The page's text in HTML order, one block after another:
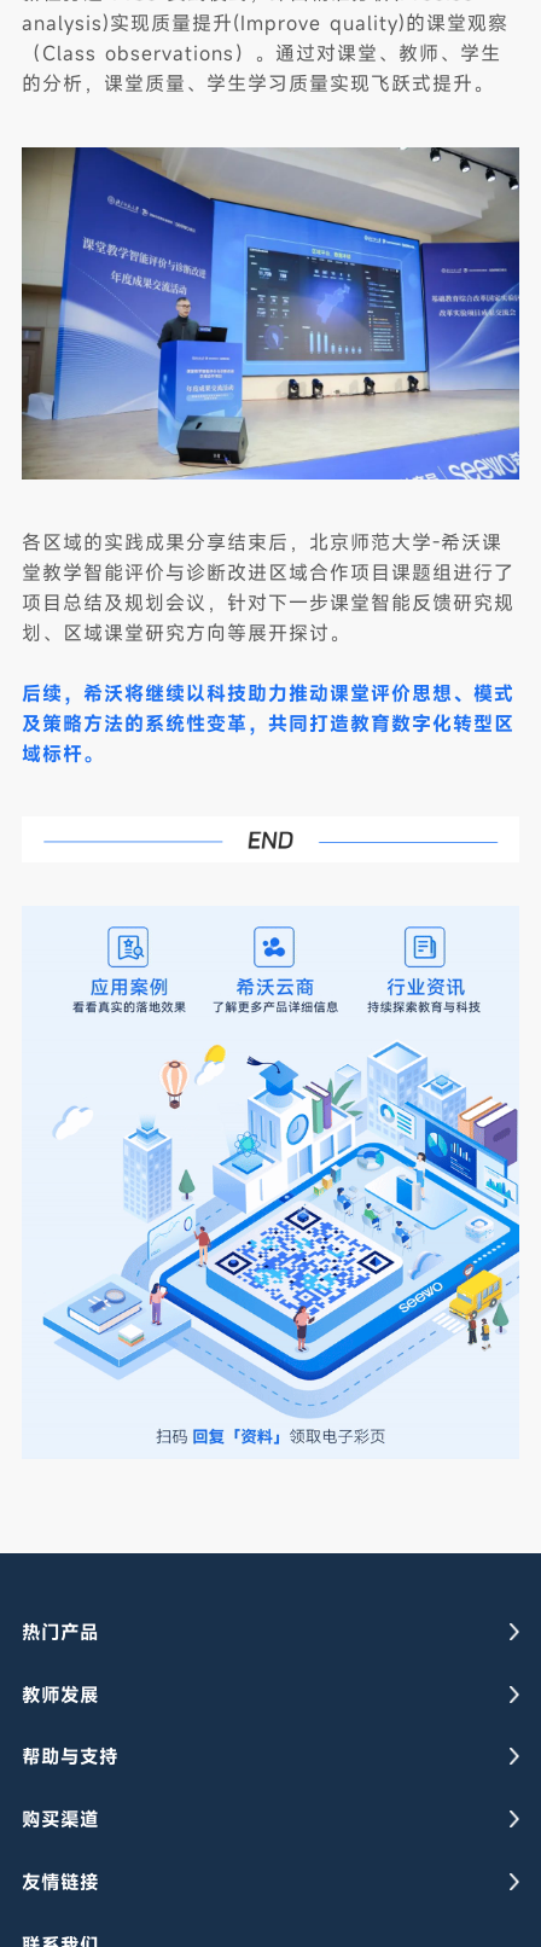
analysis)实现质量提升(Improve quality)的课堂观察
（Class observations）。通过对课堂、教师、学生
的分析，课堂质量、学生学习质量实现飞跃式提升。
各区域的实践成果分享结束后，北京师范大学-希沃课
堂教学智能评价与诊断改进区域合作项目课题组进行了
项目总结及规划会议，针对下一步课堂智能反馈研究规
划、区域课堂研究方向等展开探讨。
后续，希沃将继续以科技助力推动课堂评价思想、模式
及策略方法的系统性变革，共同打造教育数字化转型区
域标杆。
热门产品
教师发展
帮助与支持
购买渠道
友情链接